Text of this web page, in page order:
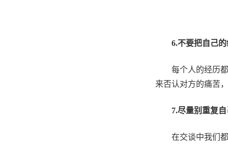
6.不要把自己
每个人的经历
来否认对方的痛苦
7.尽量别重复
在交谈中我们